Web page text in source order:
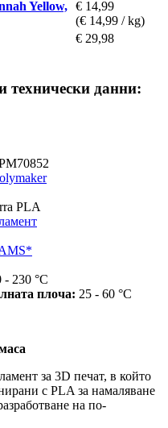
Yellow, € 14,99
(€ 14,99 / kg)
€ 29,98
технически данни:
PLA
- 230 °C
плоча: 25 - 60 °C
за 3D печат, в който
с PLA за намаляване
на по-